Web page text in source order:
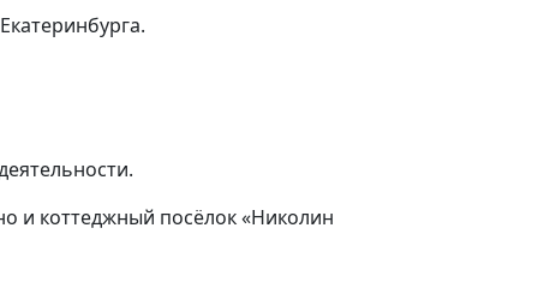
и коттеджный посёлок «Николин